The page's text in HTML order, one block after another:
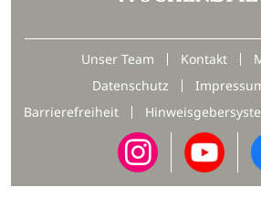
Unser Team Kontakt
Datenschutz
Barrierefreiheit